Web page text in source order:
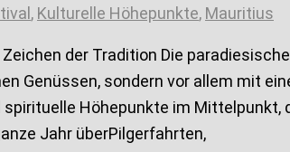
, Kulturelle Höhepunkte, Mauritius
der Tradition Die
Genüssen, sondern vor allem mit
Höhepunkte im Mittelpunkt,
Jahr überPilgerfahrten,